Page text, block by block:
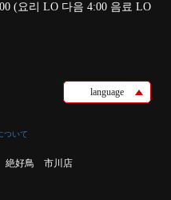
(요리 LO 다음 4:00 음료 LO
language
ついて
絶好鳥 市川店